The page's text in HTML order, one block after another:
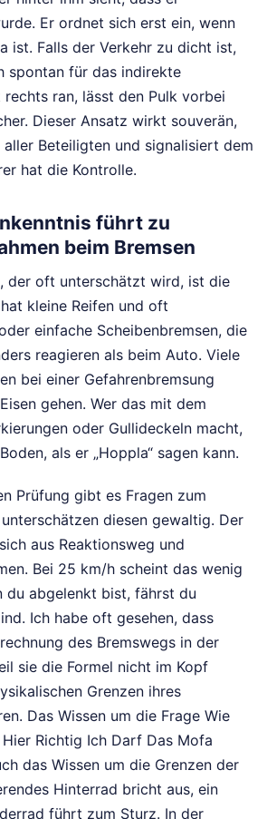
Er ordnet sich erst ein, wenn
ist. Falls der Verkehr zu dicht ist,
spontan für das indirekte
ran, lässt den Pulk vorbei
Dieser Ansatz wirkt souverän,
Beteiligten und signalisiert dem
hat die Kontrolle.
führt zu
beim Bremsen
der oft unterschätzt wird, ist die
kleine Reifen und oft
einfache Scheibenbremsen, die
reagieren als beim Auto. Viele
bei einer Gefahrenbremsung
gehen. Wer das mit dem
oder Gullideckeln macht,
als er „Hoppla“ sagen kann.
Prüfung gibt es Fragen zum
diesen gewaltig. Der
aus Reaktionsweg und
Bei 25 km/h scheint das wenig
du abgelenkt bist, fährst du
Ich habe oft gesehen, dass
des Bremswegs in der
sie die Formel nicht im Kopf
Grenzen ihres
Das Wissen um die Frage Wie
Richtig Ich Darf Das Mofa
das Wissen um die Grenzen der
Hinterrad bricht aus, ein
führt zum Sturz. In der